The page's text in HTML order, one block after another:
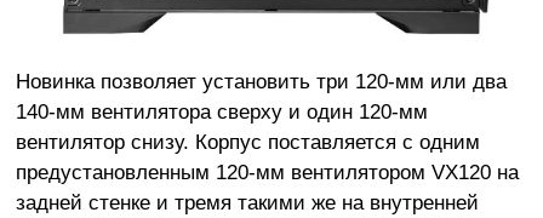
Новинка позволяет установить три 120-мм или два
140-мм вентилятора сверху и один 120-мм
вентилятор снизу. Корпус поставляется с одним
предустановленным 120-мм вентилятором VX120 на
задней стенке и тремя такими же на внутренней